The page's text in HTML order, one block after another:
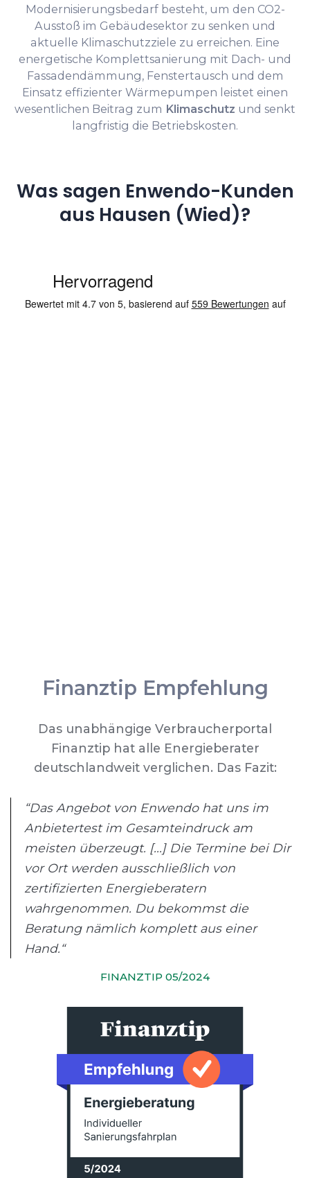
Modernisierungsbedarf besteht, um den CO2-
Ausstoß im Gebäudesektor zu senken und
aktuelle Klimaschutzziele zu erreichen. Eine
energetische Komplettsanierung mit Dach- und
Fassadendämmung, Fenstertausch und dem
Einsatz effizienter Wärmepumpen leistet einen
wesentlichen Beitrag zum Klimaschutz und senkt
langfristig die Betriebskosten.
Was sagen Enwendo-Kunden
aus Hausen (Wied)?
Finanztip Empfehlung
Das unabhängige Verbraucherportal
Finanztip hat alle Energieberater
deutschlandweit verglichen. Das Fazit:
“Das Angebot von Enwendo hat uns im
Anbietertest im Gesamteindruck am
meisten überzeugt. [...] Die Termine bei Dir
vor Ort werden ausschließlich von
zertifizierten Energieberatern
wahrgenommen. Du bekommst die
Beratung nämlich komplett aus einer
Hand.“
FINANZTIP 05/2024